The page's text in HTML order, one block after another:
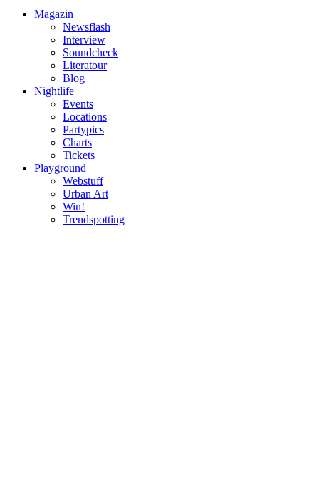
Magazin
Newsflash
Interview
Soundcheck
Literatour
Blog
Nightlife
Events
Locations
Partypics
Charts
Tickets
Playground
Webstuff
Urban Art
Win!
Trendspotting